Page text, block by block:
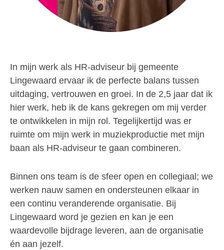
In mijn werk als HR-adviseur bij gemeente
Lingewaard ervaar ik de perfecte balans tussen
uitdaging, vertrouwen en groei. In de 2,5 jaar dat ik
hier werk, heb ik de kans gekregen om mij verder
te ontwikkelen in mijn rol. Tegelijkertijd was er
ruimte om mijn werk in muziekproductie met mijn
baan als HR-adviseur te gaan combineren.
Binnen ons team is de sfeer open en collegiaal; we
werken nauw samen en ondersteunen elkaar in
een continu veranderende organisatie. Bij
Lingewaard word je gezien en kan je een
waardevolle bijdrage leveren, aan de organisatie
én aan jezelf.